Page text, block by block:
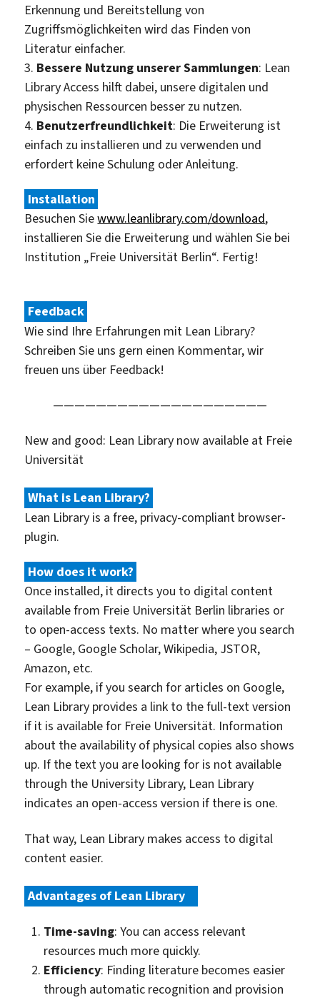
Erkennung und Bereitstellung von
Zugriffsmöglichkeiten wird das Finden von
Literatur einfacher.
3. Bessere Nutzung unserer Sammlungen: Lean
Library Access hilft dabei, unsere digitalen und
physischen Ressourcen besser zu nutzen.
4. Benutzerfreundlichkeit: Die Erweiterung ist
einfach zu installieren und zu verwenden und
erfordert keine Schulung oder Anleitung.
Installation
Besuchen Siewww.leanlibrary.com/download,
installieren Sie die Erweiterung und wählen Sie bei
Institution „Freie Universität Berlin“. Fertig!
Feedback
Wie sind Ihre Erfahrungen mit Lean Library?
Schreiben Sie uns gern einen Kommentar, wir
freuen uns über Feedback!
————————————————————
New and good: Lean Library now available at Freie
Universität
What is Lean Library?
Lean Library is a free, privacy-compliant browser-
plugin.
How does it work?
Once installed, it directs you to digital content
available from Freie Universität Berlin libraries or
to open-access texts. No matter where you search
– Google, Google Scholar, Wikipedia, JSTOR,
Amazon, etc.
For example, if you search for articles on Google,
Lean Library provides a link to the full-text version
if it is available for Freie Universität. Information
about the availability of physical copies also shows
up. If the text you are looking for is not available
through the University Library, Lean Library
indicates an open-access version if there is one.
That way, Lean Library makes access to digital
content easier.
Advantages of Lean Library
Time-saving: You can access relevant
resources much more quickly.
Efficiency: Finding literature becomes easier
through automatic recognition and provision